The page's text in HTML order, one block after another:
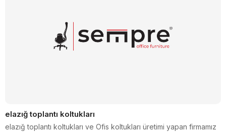
elazığ toplantı koltukları
elazığ toplantı koltukları ve Ofis koltukları üretimi yapan firmamız